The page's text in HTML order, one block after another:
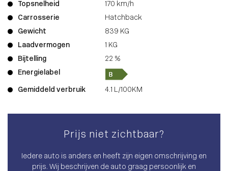
Topsnelheid
170 km/h
Carrosserie
Hatchback
Gewicht
839 KG
Laadvermogen
1 KG
Bijtelling
22 %
Energielabel
Gemiddeld verbruik 4.1 L/100KM
Prijs niet zichtbaar?
Iedere auto is anders en heeft zijn eigen omschrijving en
prijs. Wij beschrijven de auto graag persoonlijk en